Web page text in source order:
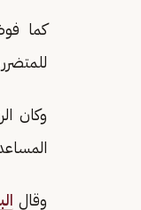
كما
وكان
وقال